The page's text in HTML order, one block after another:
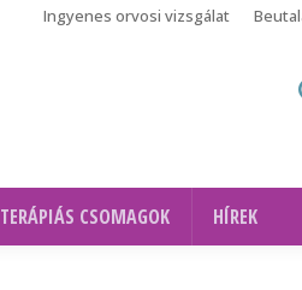
Ingyenes orvosi vizsgálat
TERÁPIÁS CSOMAGOK HÍREK